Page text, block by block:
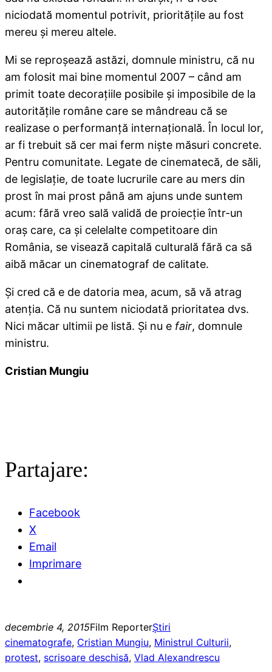
niciodată momentul potrivit, priorităţile au fost
mereu şi mereu altele.
Mi se reproşează astăzi, domnule ministru, că nu
am folosit mai bine momentul 2007 – când am
primit toate decoraţiile posibile şi imposibile de la
autorităţile române care se mândreau că se
realizase o performanţă internaţională. În locul lor,
ar fi trebuit să cer mai ferm nişte măsuri concrete.
Pentru comunitate. Legate de cinematecă, de săli,
de legislaţie, de toate lucrurile care au mers din
prost în mai prost până am ajuns unde suntem
acum: fără vreo sală validă de proiecţie într-un
oraş care, ca şi celelalte competitoare din
România, se visează capitală culturală fără ca să
aibă măcar un cinematograf de calitate.
Şi cred că e de datoria mea, acum, să vă atrag
atenţia. Că nu suntem niciodată prioritatea dvs.
Nici măcar ultimii pe listă. Şi nu e fair, domnule
ministru.
Cristian Mungiu
Partajare:
Facebook
X
Email
Imprimare
decembrie 4, 2015Film ReporterŞtiri
cinematografe, Cristian Mungiu, Ministrul Culturii
protest, scrisoare deschisă, Vlad Alexandrescu